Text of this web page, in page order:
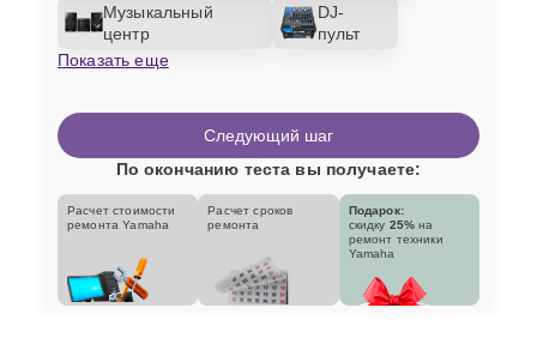
Музыкальный
центр
DJ-
пульт
Показать еще
Следующий шаг
По окончанию теста вы получаете:
Расчет стоимости
ремонта Yamaha
Расчет сроков
ремонта
Подарок:
скидку 25% на
ремонт техники
Yamaha